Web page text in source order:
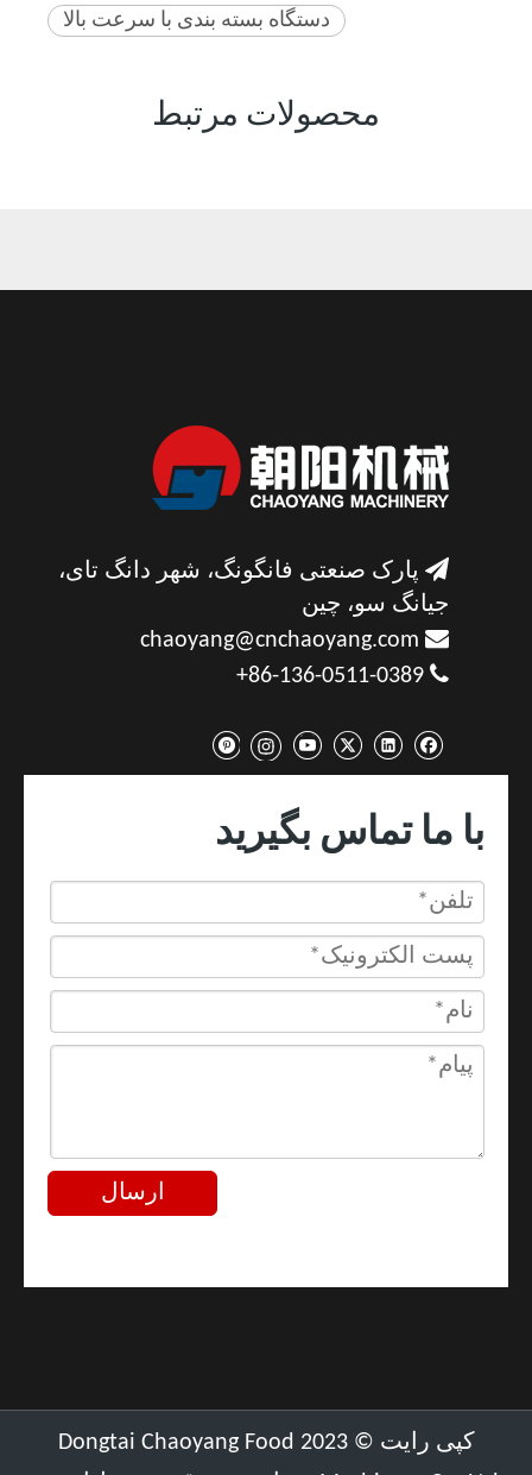
دستگاه بسته بندی با سرعت بالا
محصولات مرتبط
 پارک صنعتی فانگونگ، شهر دانگ تای،
جیانگ سو، چین

chaoyang@cnchaoyang.com

با ما تماس بگیرید
ارسال
کپی رایت ©2023
Dongtai Chaoyang Food